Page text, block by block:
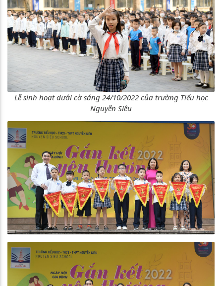
Lễ sinh hoạt dưới cờ sáng 24/10/2022 của trường Tiểu học
Nguyễn Siêu